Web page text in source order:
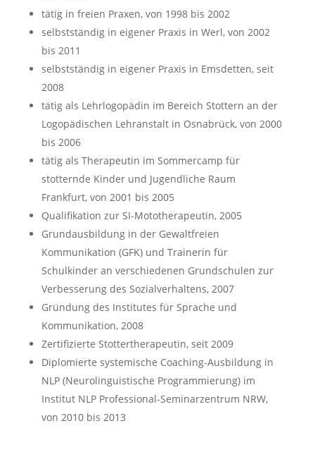
tätig in freien Praxen, von 1998 bis 2002
selbstständig in eigener Praxis in Werl, von 2002
bis 2011
selbstständig in eigener Praxis in Emsdetten, seit
2008
tätig als Lehrlogopädin im Bereich Stottern an der
Logopädischen Lehranstalt in Osnabrück, von 2000
bis 2006
tätig als Therapeutin im Sommercamp für
stotternde Kinder und Jugendliche Raum
Frankfurt, von 2001 bis 2005
Qualifikation zur SI-Mototherapeutin, 2005
Grundausbildung in der Gewaltfreien
Kommunikation (GFK) und Trainerin für
Schulkinder an verschiedenen Grundschulen zur
Verbesserung des Sozialverhaltens, 2007
Gründung des Institutes für Sprache und
Kommunikation, 2008
Zertifizierte Stottertherapeutin, seit 2009
Diplomierte systemische Coaching-Ausbildung in
NLP (Neurolinguistische Programmierung) im
Institut NLP Professional-Seminarzentrum NRW,
von 2010 bis 2013